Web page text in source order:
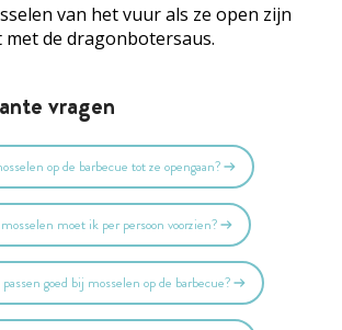
van het vuur als ze open zijn
de dragonbotersaus.
vragen
op de barbecue tot ze opengaan?
moet ik per persoon voorzien?
goed bij mosselen op de barbecue?